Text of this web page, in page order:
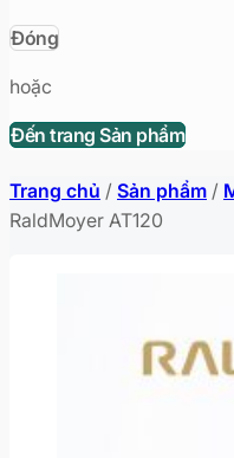
Đóng
hoặc
Đến trang Sản phẩm
Trang chủ / Sản phẩm /
RaldMoyer AT120